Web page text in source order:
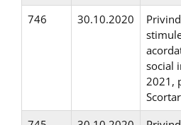
746
30.10.2020
social
2021,